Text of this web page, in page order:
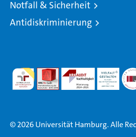
Notfall & Sicherheit
Antidiskriminierung
© 2026 Universität Hamburg. Alle